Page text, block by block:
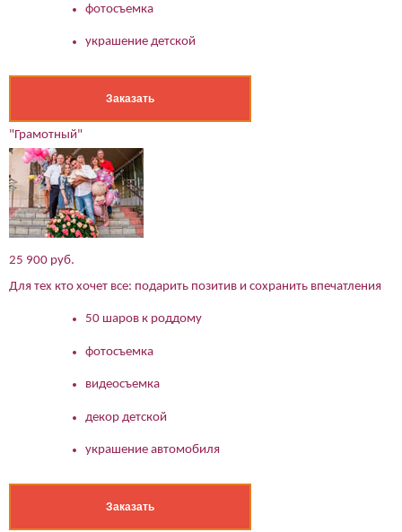
(работает только если на устройстве установлен указанный
данных в соответствии
фотосъемка
украшение детской
Заказать
"Грамотный"
25 900 руб.
Для тех кто хочет все: подарить позитив и сохранить впечатления
50 шаров к роддому
фотосъемка
видеосъемка
декор детской
украшение автомобиля
Заказать